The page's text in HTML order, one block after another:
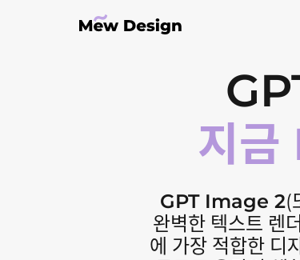
지
GPT Image 2(
완벽한 텍스트 렌
에 가장 적합한 디